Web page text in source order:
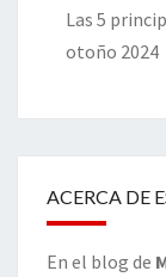
Las 5
otoño 2024
ACERCA DE
En el blog de